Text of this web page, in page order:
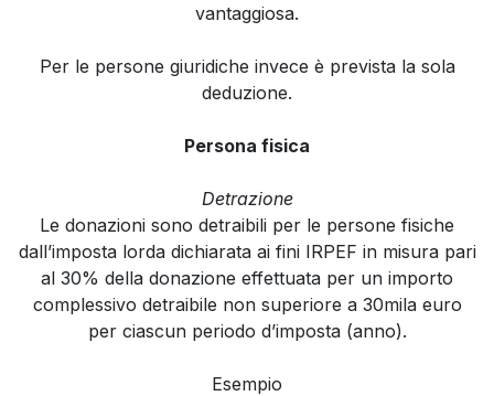
vantaggiosa.
Per le persone giuridiche invece è prevista la sola
deduzione.
Persona fisica
Detrazione
Le donazioni sono detraibili per le persone fisiche
dall’imposta lorda dichiarata ai fini IRPEF in misura pari
al 30% della donazione effettuata per un importo
complessivo detraibile non superiore a 30mila euro
per ciascun periodo d’imposta (anno).
Esempio